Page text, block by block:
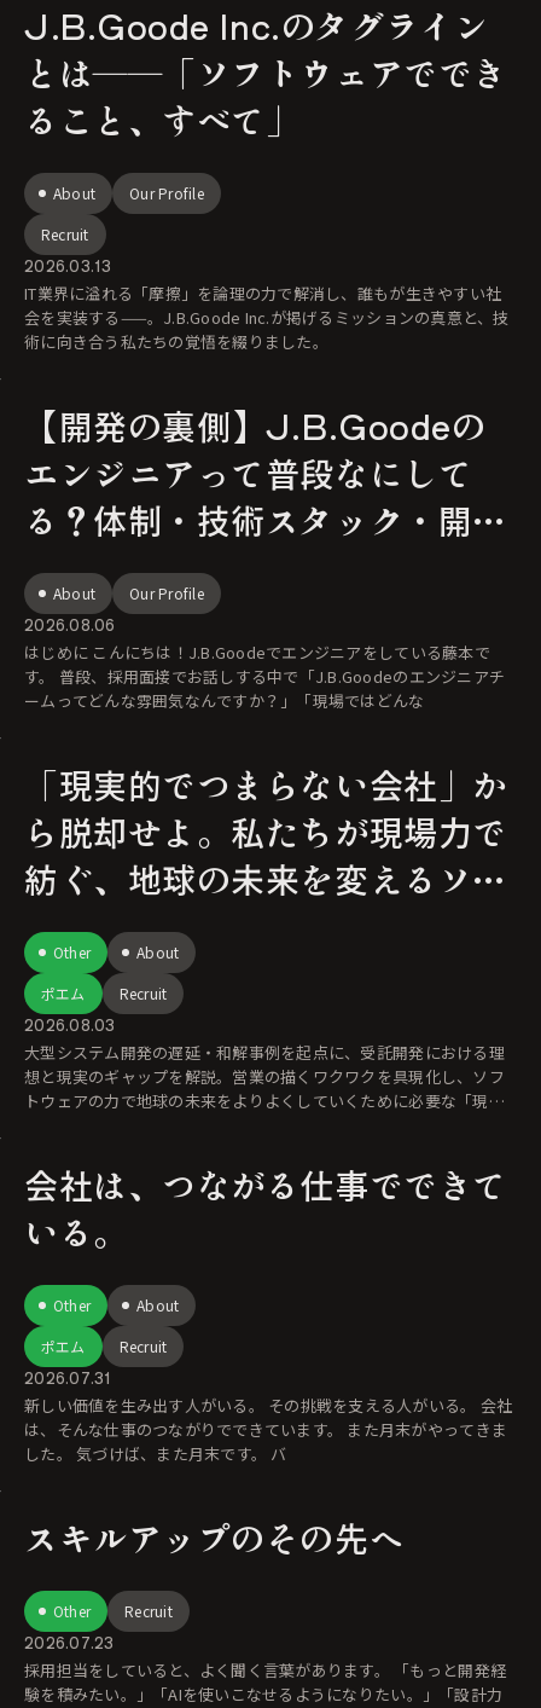
J.B.Goode Inc.のタグライン
とは――「ソフトウェアででき
ること、すべて」
About
Our Profile
Recruit
2026.03.13
IT業界に溢れる「摩擦」を論理の力で解消し、誰もが生きやすい社
会を実装する——。J.B.Goode Inc.が掲げるミッションの真意と、技
術に向き合う私たちの覚悟を綴りました。
【開発の裏側】J.B.Goodeの
エンジニアって普段なにして
る？体制・技術スタック・開発
フローを公開！
About Our Profile
2026.08.06
はじめに こんにちは！J.B.Goodeでエンジニアをしている藤本で
す。 普段、採用面接でお話しする中で「J.B.Goodeのエンジニアチ
ームってどんな雰囲気なんですか？」「現場ではどんな
「現実的でつまらない会社」か
ら脱却せよ。私たちが現場力で
紡ぐ、地球の未来を変えるソフ
トウェアの力
Other
About
ポエム
Recruit
2026.08.03
大型システム開発の遅延・和解事例を起点に、受託開発における理
想と現実のギャップを解説。営業の描くワクワクを具現化し、ソフ
トウェアの力で地球の未来をよりよくしていくために必要な「現場
会社は、つながる仕事でできて
いる。
Other
About
ポエム
Recruit
2026.07.31
新しい価値を生み出す人がいる。 その挑戦を支える人がいる。 会社
は、そんな仕事のつながりでできています。 また月末がやってきま
した。 気づけば、また月末です。 バ
スキルアップのその先へ
Other Recruit
2026.07.23
採用担当をしていると、よく聞く言葉があります。 「もっと開発経
験を積みたい。」「AIを使いこなせるようになりたい。」「設計力